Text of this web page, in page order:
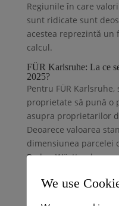
Regiunile în care
sunt ridicate sunt
acestea reprezintă un
calcul.
FÜR Karlsruhe: La ce
2025?
Pentru FÜR
proprietate să pună o
asupra proprietarilor
Deoarece valoarea
dimensiunea parcelei
Baden-Württemberg,
zonele urbane cu o
We use